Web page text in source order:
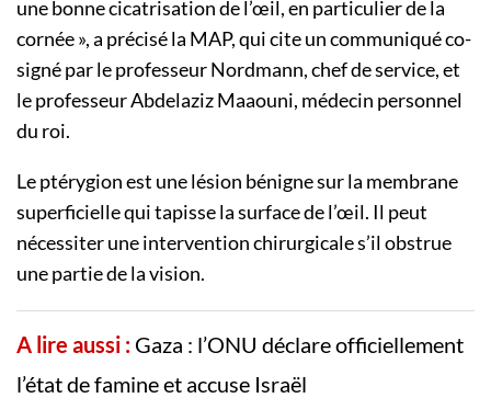
une bonne cicatrisation de l’œil, en particulier de la
cornée », a précisé la MAP, qui cite un communiqué co-
signé par le professeur Nordmann, chef de service, et
le professeur Abdelaziz Maaouni, médecin personnel
du roi.
Le ptérygion est une lésion bénigne sur la membrane
superficielle qui tapisse la surface de l’œil. Il peut
nécessiter une intervention chirurgicale s’il obstrue
une partie de la vision.
A lire aussi : Gaza : l’ONU déclare officiellement
l’état de famine et accuse Israël